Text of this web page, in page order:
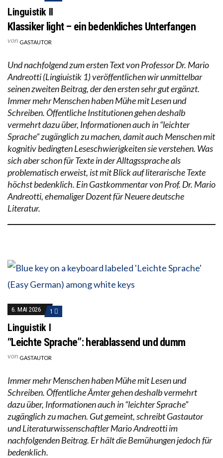
Linguistik II
Klassiker light – ein bedenkliches Unterfangen
von GASTAUTOR
Und nachfolgend zum ersten Text von Professor Dr. Mario
Andreotti (Lingiuistik 1) veröffentlichen wir unmittelbar
seinen zweiten Beitrag, der den ersten sehr gut ergänzt.
Immer mehr Menschen haben Mühe mit Lesen und
Schreiben. Öffentliche Institutionen gehen deshalb
vermehrt dazu über, Informationen auch in “leichter
Sprache” zugänglich zu machen, damit auch Menschen mit
kognitiv bedingten Leseschwierigkeiten sie verstehen. Was
sich aber schon für Texte in der Alltagssprache als
problematisch erweist, ist mit Blick auf literarische Texte
höchst bedenklich. Ein Gastkommentar von Prof. Dr. Mario
Andreotti, ehemaliger Dozent für Neuere deutsche
Literatur.
6. MAI 2026 1
Linguistik I
“Leichte Sprache”: herablassend und dumm
von GASTAUTOR
Immer mehr Menschen haben Mühe mit Lesen und
Schreiben. Öffentliche Ämter gehen deshalb vermehrt
dazu über, Informationen auch in “leichter Sprache”
zugänglich zu machen. Gut gemeint, schreibt Gastautor
und Literaturwissenschaftler Mario Andreotti im
nachfolgenden Beitrag. Er hält die Bemühungen jedoch für
bedenklich.